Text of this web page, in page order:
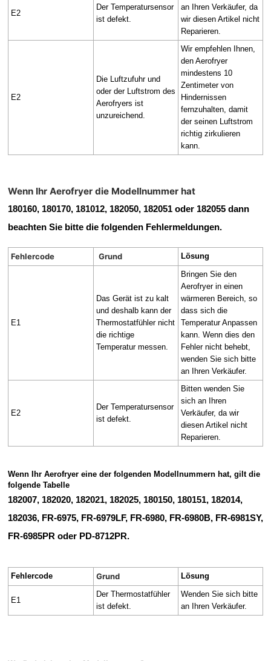
E2
Der Temperatursensor
ist defekt.
an Ihren Verkäufer, da
wir diesen Artikel nicht
Reparieren.
E2
Die Luftzufuhr und
oder der Luftstrom des
Aerofryers ist
unzureichend.
Wir empfehlen Ihnen,
den Aerofryer
mindestens 10
Zentimeter von
Hindernissen
fernzuhalten, damit
der seinen Luftstrom
richtig zirkulieren
kann.
Wenn Ihr Aerofryer die Modellnummer hat
180160, 180170, 181012, 182050, 182051 oder 182055 dann
beachten Sie bitte die folgenden Fehlermeldungen.
Fehlercode Grund Lösung
E1
Das Gerät ist zu kalt
und deshalb kann der
Thermostatfühler nicht
die richtige
Temperatur messen.
Bringen Sie den
Aerofryer in einen
wärmeren Bereich, so
dass sich die
Temperatur Anpassen
kann. Wenn dies den
Fehler nicht behebt,
wenden Sie sich bitte
an Ihren Verkäufer.
E2
Der Temperatursensor
ist defekt.
Bitten wenden Sie
sich an Ihren
Verkäufer, da wir
diesen Artikel nicht
Reparieren.
Wenn Ihr Aerofryer eine der folgenden Modellnummern hat, gilt die
folgende Tabelle
182007, 182020, 182021, 182025, 180150, 180151, 182014,
182036, FR-6975, FR-6979LF, FR-6980, FR-6980B, FR-6981SY,
FR-6985PR oder PD-8712PR.
Fehlercode Grund Lösung
E1
Der Thermostatfühler
ist defekt.
Wenden Sie sich bitte
an Ihren Verkäufer.